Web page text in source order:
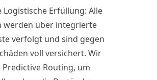
Logistische Erfüllung: Alle
werden über integrierte
verfolgt und sind gegen
voll versichert. Wir
Routing, um